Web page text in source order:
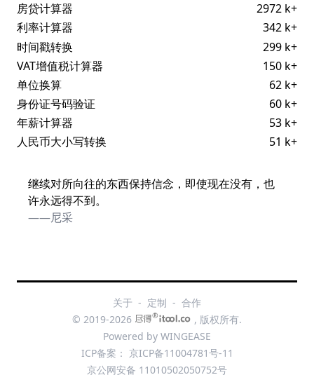
房贷计算器
2972 k+
利率计算器
342 k+
时间戳转换
299 k+
VAT增值税计算器
150 k+
单位换算
62 k+
身份证号码验证
60 k+
年薪计算器
53 k+
人民币大小写转换
51 k+
继续对所向往的东西保持信念，即使现在没有，也
许永远得不到。
——尼采
关于 - 定制 - 合作
© 2019-2026
®
, 版权所有.
Powered by WINGEASE
ICP备案： 京ICP备11004781号-11
京公网安备 11010502050752号